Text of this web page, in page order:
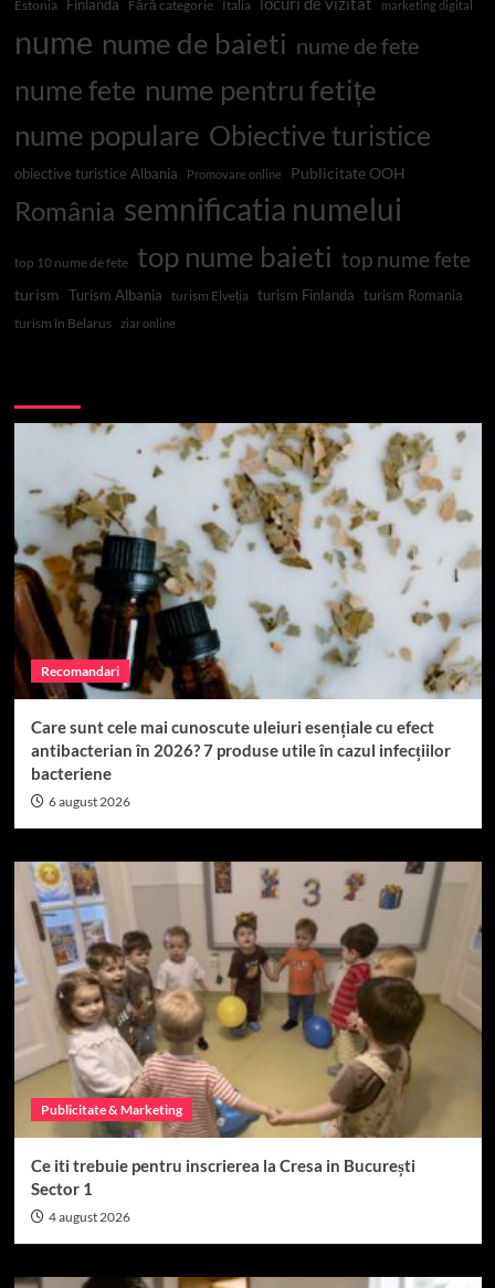
Estonia Finlanda Fără categorie Italia marketing digital
nume nume de baieti nume de fete
nume fete nume pentru fetițe
nume populare Obiective turistice
obiective turistice Albania Promovare online Publicitate OOH
România semnificatia numelui
top 10 nume de fete top nume baieti top nume fete
turism Turism Albania turism Elveția turism Finlanda turism Romania
turism în Belarus ziar online
Recomandari
Care sunt cele mai cunoscute uleiuri esențiale cu efect
antibacterian în 2026? 7 produse utile în cazul infecțiilor
bacteriene
6 august 2026
Publicitate & Marketing
Ce iti trebuie pentru inscrierea la Cresa in București
Sector 1
4 august 2026